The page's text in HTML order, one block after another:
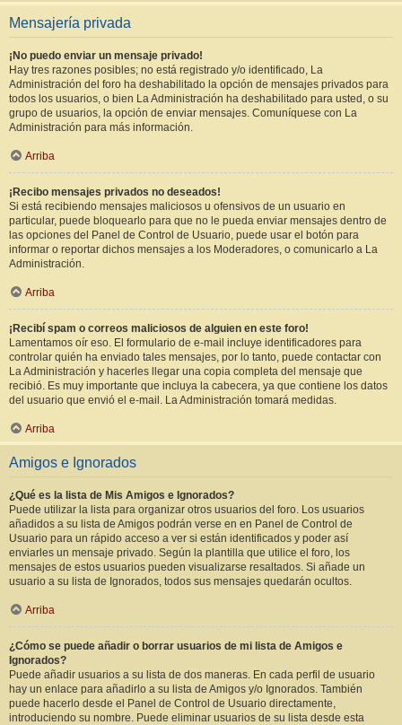
Mensajería privada
¡No puedo enviar un mensaje privado!
Hay tres razones posibles; no está registrado y/o identificado, La
Administración del foro ha deshabilitado la opción de mensajes privados para
todos los usuarios, o bien La Administración ha deshabilitado para usted, o su
grupo de usuarios, la opción de enviar mensajes. Comuníquese con La
Administración para más información.
Arriba
¡Recibo mensajes privados no deseados!
Si está recibiendo mensajes maliciosos u ofensivos de un usuario en
particular, puede bloquearlo para que no le pueda enviar mensajes dentro de
las opciones del Panel de Control de Usuario, puede usar el botón para
informar o reportar dichos mensajes a los Moderadores, o comunicarlo a La
Administración.
Arriba
¡Recibí spam o correos maliciosos de alguien en este foro!
Lamentamos oír eso. El formulario de e-mail incluye identificadores para
controlar quién ha enviado tales mensajes, por lo tanto, puede contactar con
La Administración y hacerles llegar una copia completa del mensaje que
recibió. Es muy importante que incluya la cabecera, ya que contiene los datos
del usuario que envió el e-mail. La Administración tomará medidas.
Arriba
Amigos e Ignorados
¿Qué es la lista de Mis Amigos e Ignorados?
Puede utilizar la lista para organizar otros usuarios del foro. Los usuarios
añadidos a su lista de Amigos podrán verse en en Panel de Control de
Usuario para un rápido acceso a ver si están identificados y poder así
enviarles un mensaje privado. Según la plantilla que utilice el foro, los
mensajes de estos usuarios pueden visualizarse resaltados. Si añade un
usuario a su lista de Ignorados, todos sus mensajes quedarán ocultos.
Arriba
¿Cómo se puede añadir o borrar usuarios de mi lista de Amigos e
Ignorados?
Puede añadir usuarios a su lista de dos maneras. En cada perfil de usuario
hay un enlace para añadirlo a su lista de Amigos y/o Ignorados. También
puede hacerlo desde el Panel de Control de Usuario directamente,
introduciendo su nombre. Puede eliminar usuarios de su lista desde esta